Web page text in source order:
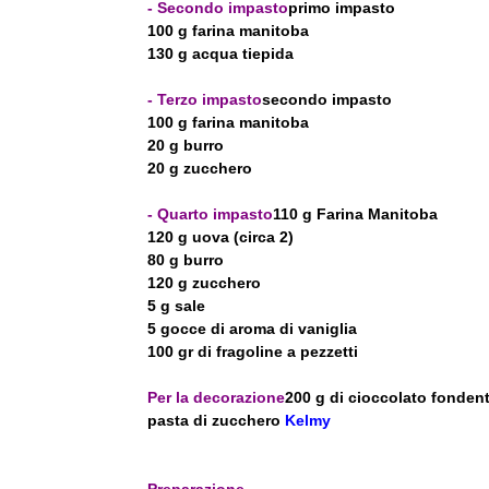
- Secondo impastoprimo impasto
100 g farina manitoba
130 g acqua tiepida
- Terzo impastosecondo impasto
100 g farina manitoba
20 g burro
20 g zucchero
- Quarto impasto110 g Farina Manitoba
120 g uova (circa 2)
80 g burro
120 g zucchero
5 g sale
5 gocce di aroma di vaniglia
100 gr di fragoline a pezzetti
Per la decorazione200 g di cioccolato
pasta di zucchero Kelmy